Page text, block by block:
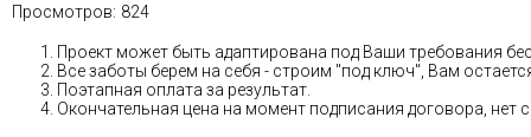
Просмотров: 824
Проект может быть адаптирована под Ваши требования
Все заботы берем на себя - строим "под ключ", Вам
Поэтапная оплата за результат.
Окончательная цена на момент подписания договора, нет